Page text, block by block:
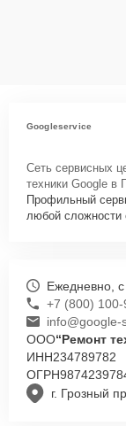
Googleservice
Сеть сервисных
техники Google в
Профильный
любой сложности
г. Грозный
Ежедневно,
+7 (800) 100-
info@google-
ООО“Ремонт
ИНН234789782
ОГРН